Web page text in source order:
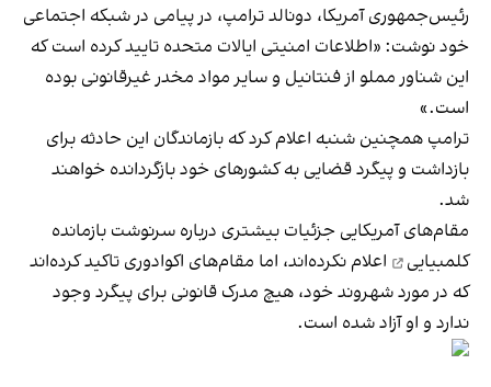
رئیس‌جمهوری آمریکا، دونالد ترامپ، در پیامی در شبکه اجتماعی
خود نوشت: «اطلاعات امنیتی ایالات متحده تایید کرده است که
این شناور مملو از فنتانیل و سایر مواد مخدر غیرقانونی بوده
است.»
ترامپ همچنین شنبه اعلام کرد که بازماندگان این حادثه برای
بازداشت و پیگرد قضایی به کشورهای خود بازگردانده خواهند
شد.
مقام‌های آمریکایی جزئیات بیشتری درباره سرنوشت بازمانده
کلمبیایی
اعلام نکرده‌اند، اما مقام‌های اکوادوری تاکید کرده‌اند
که در مورد شهروند خود، هیچ مدرک قانونی برای پیگرد وجود
ندارد و او آزاد شده است.